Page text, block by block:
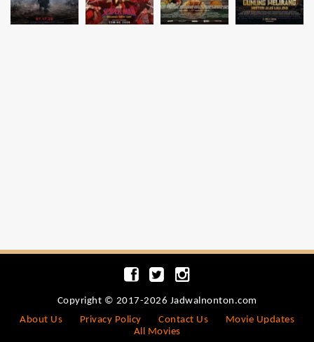
Copyright © 2017-2026 Jadwalnonton.com
About Us
Privacy Policy Contact Us
Movie Updates
All Movies